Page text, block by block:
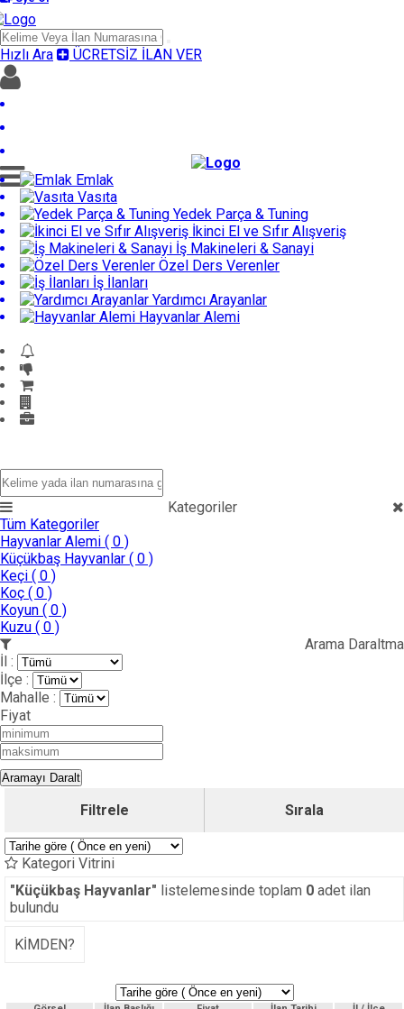
Hızlı Ara ÜCRETSİZ İLAN VER
Emlak
Vasıta
Yedek Parça & Tuning
İkinci El ve Sıfır Alışveriş
İş Makineleri & Sanayi
Özel Ders Verenler
İş İlanları
Yardımcı Arayanlar
Hayvanlar Alemi
Kategoriler
Tüm Kategoriler
Hayvanlar Alemi ( 0 )
Küçükbaş Hayvanlar ( 0 )
Keçi ( 0 )
Koç ( 0 )
Koyun ( 0 )
Kuzu ( 0 )
Arama Daraltma
İl :
İlçe :
Mahalle :
Fiyat
Aramayı Daralt
Filtrele Sırala
Kategori Vitrini
"Küçükbaş Hayvanlar" listelemesinde toplam 0 adet ilan
bulundu
KİMDEN?